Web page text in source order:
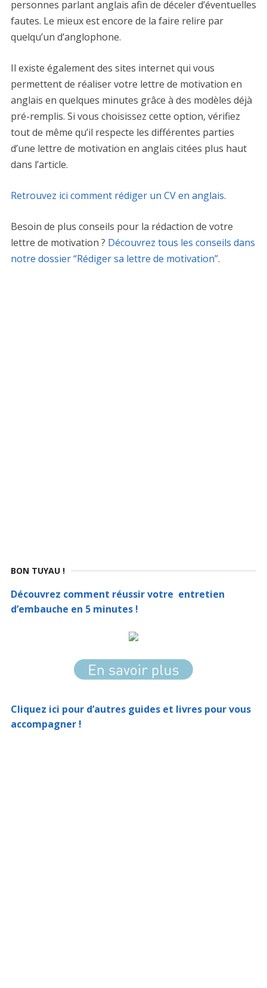
personnes parlant anglais afin de déceler d’éventuelles
fautes. Le mieux est encore de la faire relire par
quelqu’un d’anglophone.
Il existe également des sites internet qui vous
permettent de réaliser votre lettre de motivation en
anglais en quelques minutes grâce à des modèles déjà
pré-remplis. Si vous choisissez cette option, vérifiez
tout de même qu’il respecte les différentes parties
d’une lettre de motivation en anglais citées plus haut
dans l’article.
Retrouvez ici comment rédiger un CV en anglais.
Besoin de plus conseils pour la rédaction de votre
lettre de motivation ? Découvrez tous les conseils dans
notre dossier “Rédiger sa lettre de motivation”.
BON TUYAU !
Découvrez comment réussir votre entretien
d’embauche en 5 minutes !
Cliquez ici pour d’autres guides et livres pour vous
accompagner !